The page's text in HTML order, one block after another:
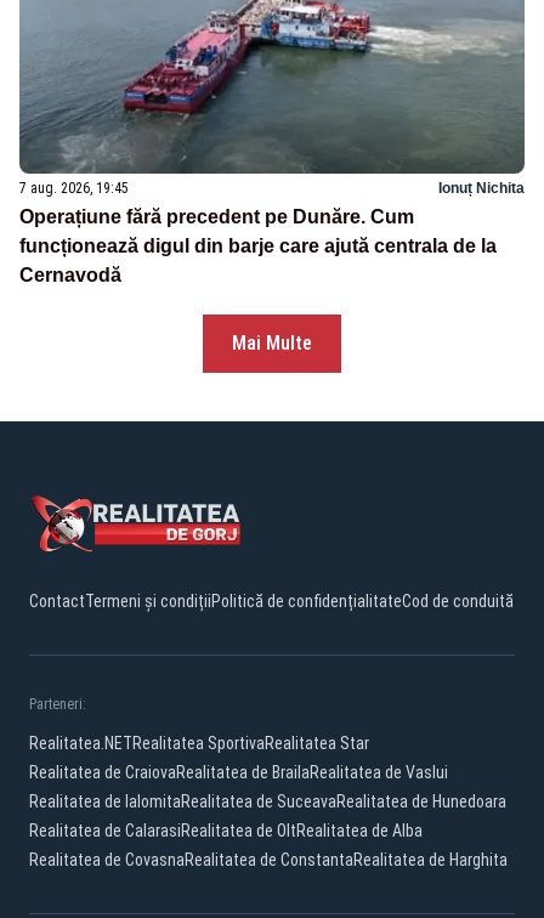
7 aug. 2026, 19:45 Ionuț Nichita
Operațiune fără precedent pe Dunăre. Cum
funcționează digul din barje care ajută centrala de la
Cernavodă
Mai Multe
ContactTermeni și condițiiPolitică de confidențialitateCod de conduită
Parteneri:
Realitatea.NETRealitatea SportivaRealitatea Star
Realitatea de CraiovaRealitatea de BrailaRealitatea de Vaslui
Realitatea de IalomitaRealitatea de SuceavaRealitatea de Hunedoara
Realitatea de CalarasiRealitatea de OltRealitatea de Alba
Realitatea de CovasnaRealitatea de ConstantaRealitatea de Harghita